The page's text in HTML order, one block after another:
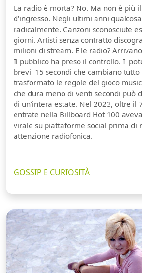
La radio è morta? No. Ma non è più
d'ingresso. Negli ultimi anni
radicalmente. Canzoni sconosciute
giorni. Artisti senza contratto
milioni di stream. E le radio?
Il pubblico ha preso il controllo. Il
brevi: 15 secondi che cambiano tutto
trasformato le regole del gioco
che dura meno di venti secondi può
di un'intera estate. Nel 2023, oltre il
entrate nella Billboard Hot 100
virale su piattaforme social prima di
attenzione radiofonica.
GOSSIP E CURIOSITÀ